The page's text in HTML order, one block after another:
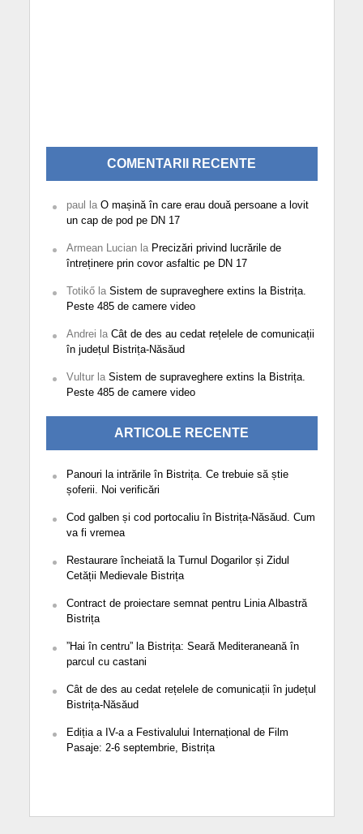
COMENTARII RECENTE
paul la O mașină în care erau două persoane a lovit
un cap de pod pe DN 17
Armean Lucianla Precizări privind lucrările de
întreținere prin covor asfaltic pe DN 17
Totikőla Sistem de supraveghere extins la Bistrița.
Peste 485 de camere video
Andrei la Cât de des au cedat rețelele de comunicații
în județul Bistrița-Năsăud
Vulturla Sistem de supraveghere extins la Bistrița.
Peste 485 de camere video
ARTICOLE RECENTE
Panouri la intrările în Bistrița. Ce trebuie să știe
șoferii. Noi verificări
Cod galben și cod portocaliu în Bistrița-Năsăud. Cum
va fi vremea
Restaurare încheiată la Turnul Dogarilor și Zidul
Cetății Medievale Bistrița
Contract de proiectare semnat pentru Linia Albastră
Bistrița
”Hai în centru” la Bistrița: Seară Mediteraneană în
parcul cu castani
Cât de des au cedat rețelele de comunicații în județul
Bistrița-Năsăud
Ediția a IV-a a Festivalului Internațional de Film
Pasaje: 2-6 septembrie, Bistrița